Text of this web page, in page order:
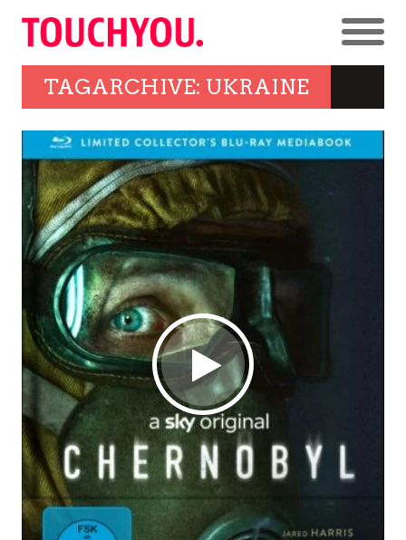
TAGARCHIVE: UKRAINE